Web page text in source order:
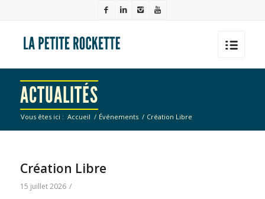
ACTUALITÉS
Vous êtes ici : Accueil / Événements / Création Libre
Création Libre
15 juillet 2026 /